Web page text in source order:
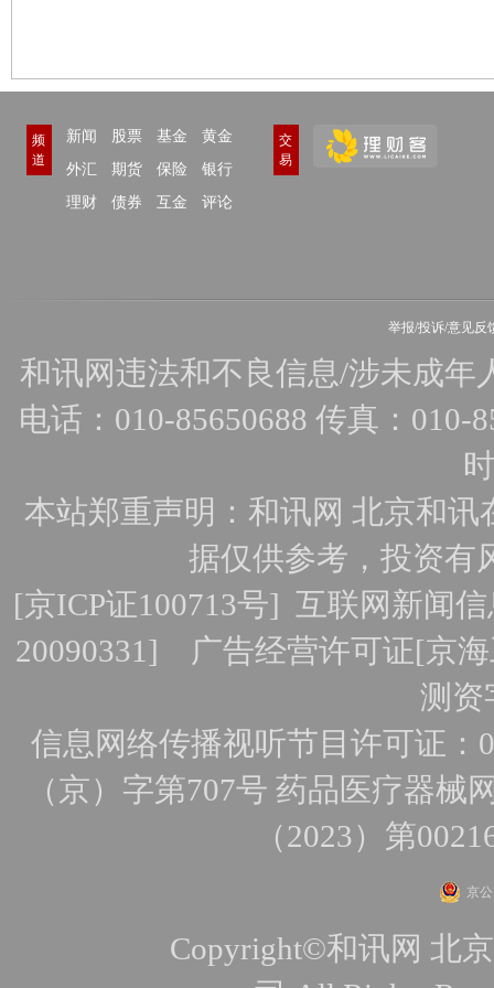
频
道
新闻 股票 基金
黄金
外汇
期货 保险
银行
理财
债券 互金 评论
交
易
举报/投诉/意见反
和讯网违法和不良信息/涉未成年
电话：010-85650688 传真：010-
本站郑重声明：和讯网 北京和
据仅供参考，投资有
[京ICP证100713号]互联网新闻
20090331] 广告经营许可证[京
测资
信息网络传播视听节目许可证：
（京）字第707号 药品医疗器械
（2023）第
京
Copyright©和讯网 北